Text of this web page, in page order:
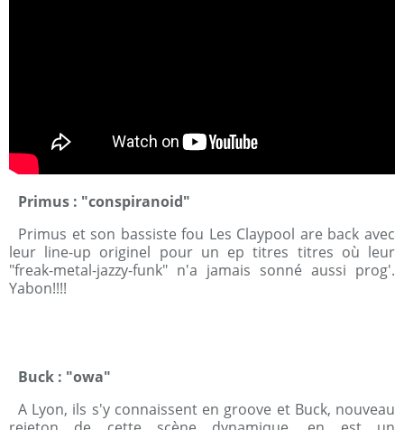
Primus : "conspiranoid"
Primus et son bassiste fou Les Claypool are back avec
leur line-up originel pour un ep titres titres où leur
"freak-metal-jazzy-funk" n'a jamais sonné aussi prog'.
Yabon!!!!
Buck : "owa"
A Lyon, ils s'y connaissent en groove et Buck, nouveau